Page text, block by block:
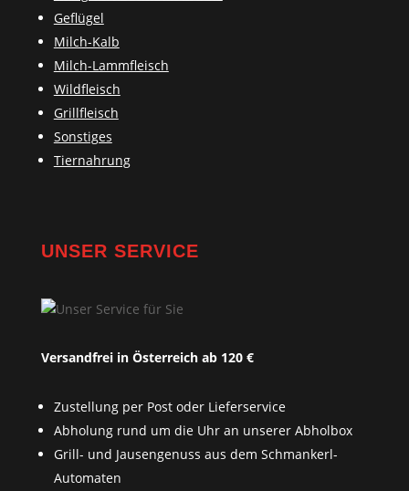
Geflügel
Milch-Kalb
Milch-Lammfleisch
Wildfleisch
Grillfleisch
Sonstiges
Tiernahrung
UNSER SERVICE
Versandfrei in Österreich ab 120 €
Zustellung per Post oder Lieferservice
Abholung rund um die Uhr an unserer Abholbox
Grill- und Jausengenuss aus dem Schmankerl-
Automaten